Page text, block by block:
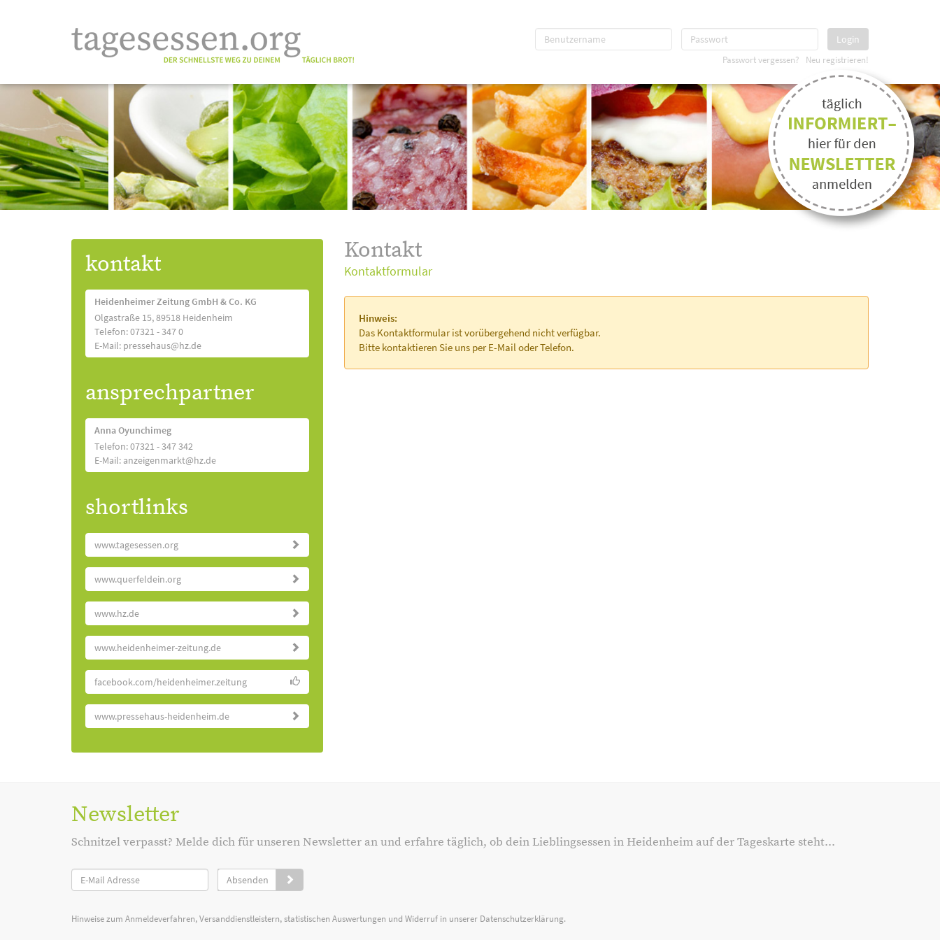
Login
Passwort vergessen? Neu registrieren!
kontakt
Heidenheimer Zeitung GmbH & Co. KG
Olgastraße 15, 89518 Heidenheim
Telefon: 07321 - 347 0
E-Mail: pressehaus@hz.de
ansprechpartner
Anna Oyunchimeg
Telefon: 07321 - 347 342
E-Mail: anzeigenmarkt@hz.de
shortlinks
www.tagesessen.org
www.querfeldein.org
www.hz.de
www.heidenheimer-zeitung.de
facebook.com/heidenheimer.zeitung
www.pressehaus-heidenheim.de
Kontakt
Kontaktformular
Hinweis:
Das Kontaktformular ist vorübergehend nicht verfügbar.
Bitte kontaktieren Sie uns per E-Mail oder Telefon.
Newsletter
Schnitzel verpasst? Melde dich für unseren Newsletter an und erfahre täglich, ob dein Lieblingsessen in Heidenheim auf der Tageskarte steht...
Absenden
Hinweise zum Anmeldeverfahren, Versanddienstleistern, statistischen Auswertungen und Widerruf in unserer Datenschutzerklärung.